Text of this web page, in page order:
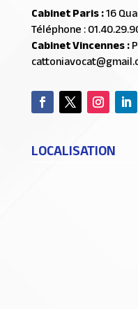
Cabinet Paris :16
Téléphone :
Cabinet Vincennes :
LOCALISATION